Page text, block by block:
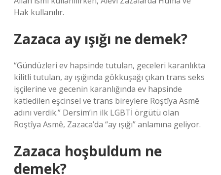
Hak kullanılır.
Zazaca ay ışığı ne demek?
“Gündüzleri ev hapsinde tutulan, geceleri karanlıkta
kilitli tutulan, ay ışığında gökkuşağı çıkan trans seks
işçilerine ve gecenin karanlığında ev hapsinde
katledilen eşcinsel ve trans bireylere Roştîya Asmê
adını verdik.” Dersim’in ilk LGBTİ örgütü olan
Roştîya Asmê, Zazaca’da “ay ışığı” anlamına geliyor.
Zazaca hoşbuldum ne
demek?